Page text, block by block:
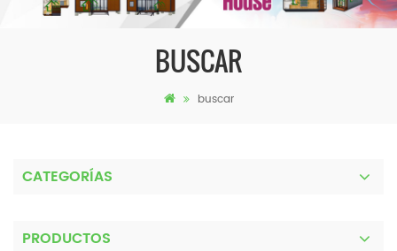
BUSCAR
buscar
CATEGORÍAS
PRODUCTOS